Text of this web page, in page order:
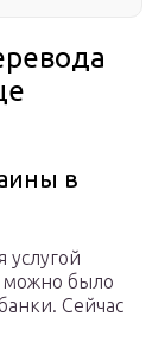
в
услугой
можно было
Сейчас